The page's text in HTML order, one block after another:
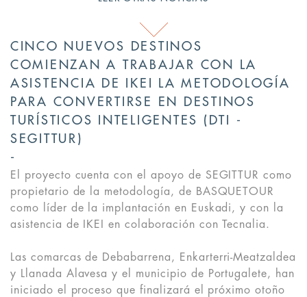
CINCO NUEVOS DESTINOS
COMIENZAN A TRABAJAR CON LA
ASISTENCIA DE IKEI LA METODOLOGÍA
PARA CONVERTIRSE EN DESTINOS
TURÍSTICOS INTELIGENTES (DTI -
SEGITTUR)
El proyecto cuenta con el apoyo de SEGITTUR como
propietario de la metodología, de BASQUETOUR
como líder de la implantación en Euskadi, y con la
asistencia de IKEI en colaboración con Tecnalia.
Las comarcas de Debabarrena, Enkarterri-Meatzaldea
y Llanada Alavesa y el municipio de Portugalete, han
iniciado el proceso que finalizará el próximo otoño